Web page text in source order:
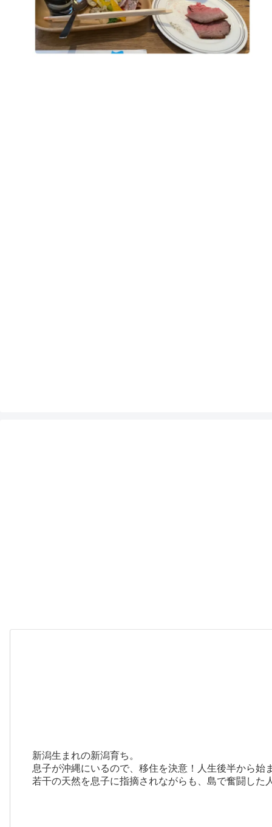
新潟生まれの新潟育ち。
息子が沖縄にいるので、移住を決意！人生後半から
若干の天然を息子に指摘されながらも、島で奮闘した